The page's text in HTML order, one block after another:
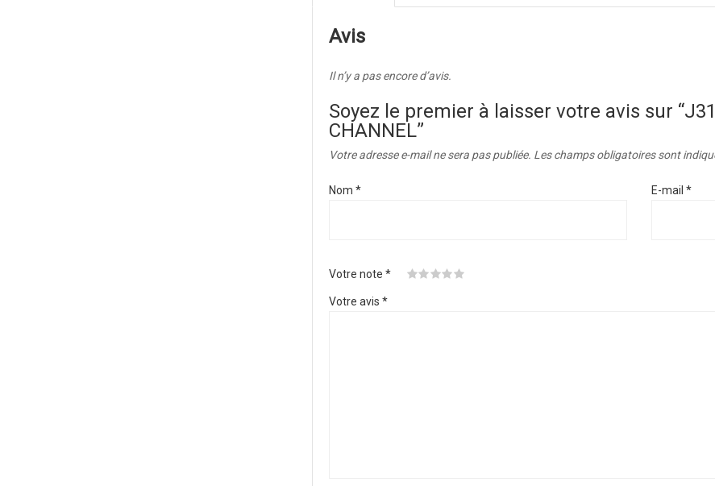
Avis
Il n’y a pas encore d’avis.
Soyez le premier à laisser votre avis sur
CHANNEL”
Votre adresse e-mail ne sera pas publiée. Les champs obligatoires sont
Nom * E-mail *
Votre note *
Votre avis *